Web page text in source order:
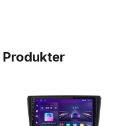
Produkter